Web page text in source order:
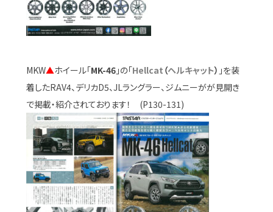
MKW▲ホイール「MK-46」の「Hellcat （ヘルキャット） 」を装
着したRAV4、デリカD5、JLラングラー、ジムニーがが見開き
で掲載・紹介されております！ (P130-131)